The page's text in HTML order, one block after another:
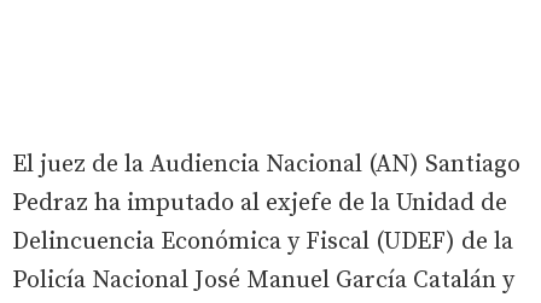
El juez de la Audiencia Nacional (AN) Santiago
Pedraz ha imputado al exjefe de la Unidad de
Delincuencia Económica y Fiscal (UDEF) de la
Policía Nacional José Manuel García Catalán y